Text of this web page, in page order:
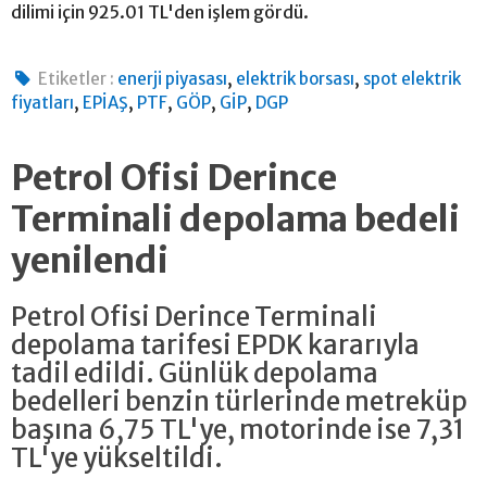
dilimi için 925.01 TL'den işlem gördü.
Etiketler : enerji piyasası, elektrik borsası, spot elektrik
fiyatları, EPİAŞ, PTF, GÖP, GİP, DGP
Petrol Ofisi Derince
Terminali depolama bedeli
yenilendi
Petrol Ofisi Derince Terminali
depolama tarifesi EPDK kararıyla
tadil edildi. Günlük depolama
bedelleri benzin türlerinde metreküp
başına 6,75 TL'ye, motorinde ise 7,31
TL'ye yükseltildi.